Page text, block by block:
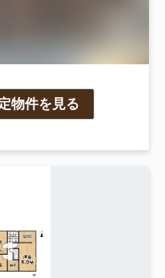
物件を見る